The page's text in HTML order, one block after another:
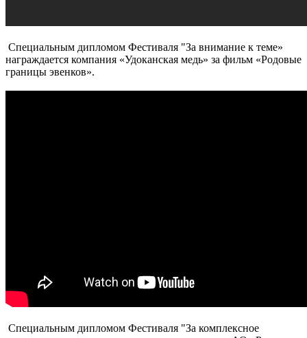
Специальным дипломом Фестиваля "За внимание к теме»
награждается компания «Удоканская медь» за фильм «Родовые
границы эвенков».
Специальным дипломом Фестиваля "За комплексное